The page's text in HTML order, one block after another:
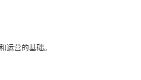
运营的基础。